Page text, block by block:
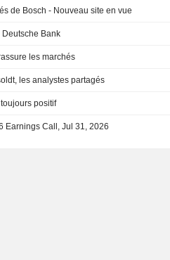
de Bosch - Nouveau site en vue
de Deutsche Bank
les marchés
les analystes partagés
toujours positif
Earnings Call, Jul 31, 2026